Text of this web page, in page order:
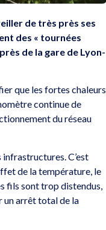
de très près ses
des « tournées
de la gare de Lyon-
que les fortes chaleurs
continue de
du réseau
infrastructures. C’est
de la température, le
fils sont trop distendus,
un arrêt total de la